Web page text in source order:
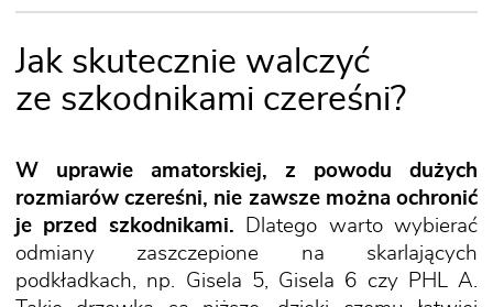
Jak skutecznie walczyć
ze szkodnikami czereśni?
W uprawie amatorskiej, z powodu dużych
rozmiarów czereśni, nie zawsze można ochronić
je przed szkodnikami. Dlatego warto wybierać
odmiany zaszczepione na skarlających
podkładkach, np. Gisela 5, Gisela 6 czy PHL A.